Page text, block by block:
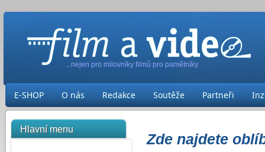
...nejen pro milovníky filmů pro pamětníky
E-SHOP O nás Redakce Soutěže Partneři
Hlavní menu
Zde najdete